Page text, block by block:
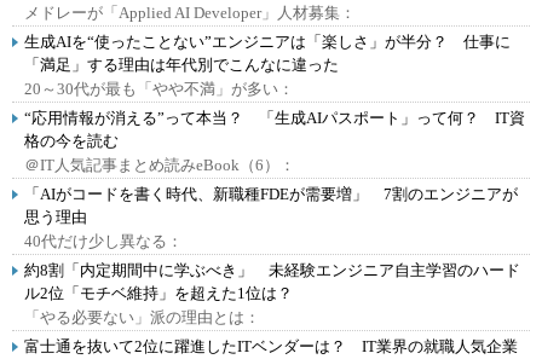
メドレーが「Applied AI Developer」人材募集：
生成AIを“使ったことない”エンジニアは「楽しさ」が半分？ 仕事に
「満足」する理由は年代別でこんなに違った
20～30代が最も「やや不満」が多い：
“応用情報が消える”って本当？ 「生成AIパスポート」って何？ IT資
格の今を読む
＠IT人気記事まとめ読みeBook（6）：
「AIがコードを書く時代、新職種FDEが需要増」 7割のエンジニアが
思う理由
40代だけ少し異なる：
約8割「内定期間中に学ぶべき」 未経験エンジニア自主学習のハード
ル2位「モチベ維持」を超えた1位は？
「やる必要ない」派の理由とは：
富士通を抜いて2位に躍進したITベンダーは？ IT業界の就職人気企業